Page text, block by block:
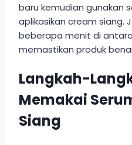
baru kemudian gunakan
aplikasikan cream siang.
beberapa menit di
memastikan produk
Langkah-
Memakai
Siang